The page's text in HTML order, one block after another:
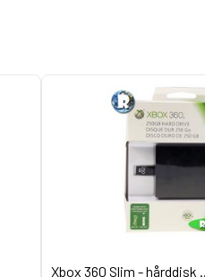
Xbox 360 Slim - hårddisk ...